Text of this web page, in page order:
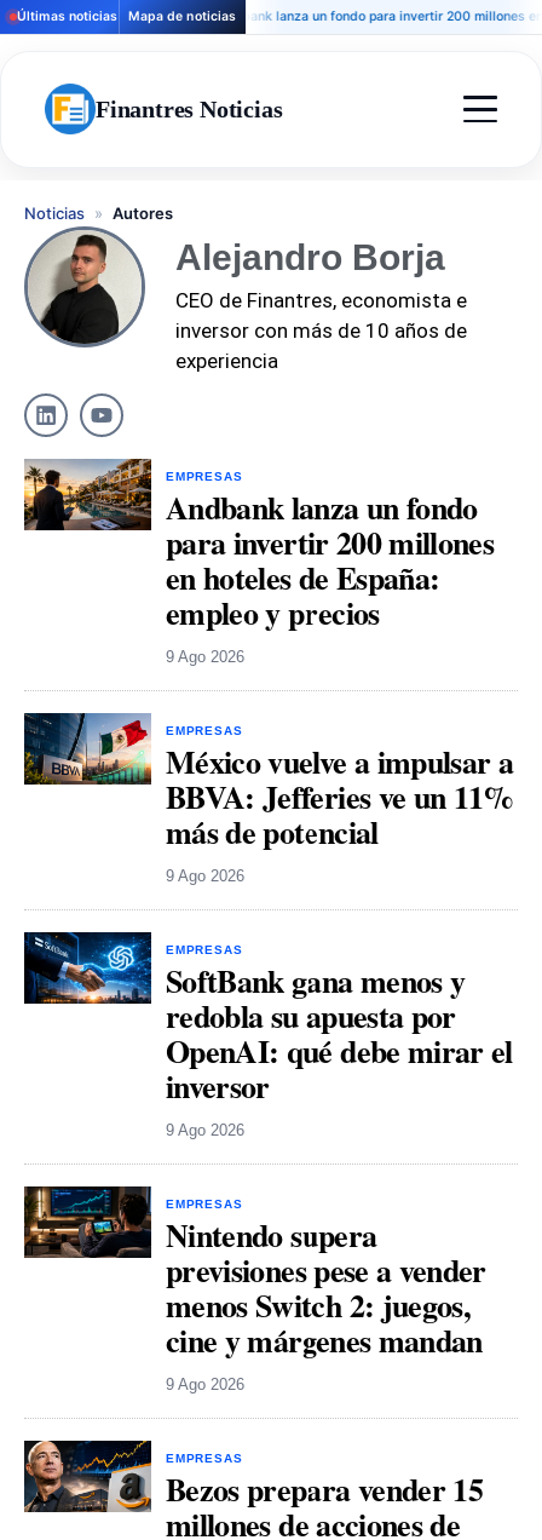
Últimas noticias Mapa de noticiasAndbank lanza un fondo para invertir 200 millones en
Finantres Noticias
Noticias » Autores
Alejandro Borja
CEO de Finantres, economista e
inversor con más de 10 años de
experiencia
EMPRESAS
Andbank lanza un fondo
para invertir 200 millones
en hoteles de España:
empleo y precios
9 Ago 2026
EMPRESAS
México vuelve a impulsar a
BBVA: Jefferies ve un 11%
más de potencial
9 Ago 2026
EMPRESAS
SoftBank gana menos y
redobla su apuesta por
OpenAI: qué debe mirar el
inversor
9 Ago 2026
EMPRESAS
Nintendo supera
previsiones pese a vender
menos Switch 2: juegos,
cine y márgenes mandan
9 Ago 2026
EMPRESAS
Bezos prepara vender 15
millones de acciones de